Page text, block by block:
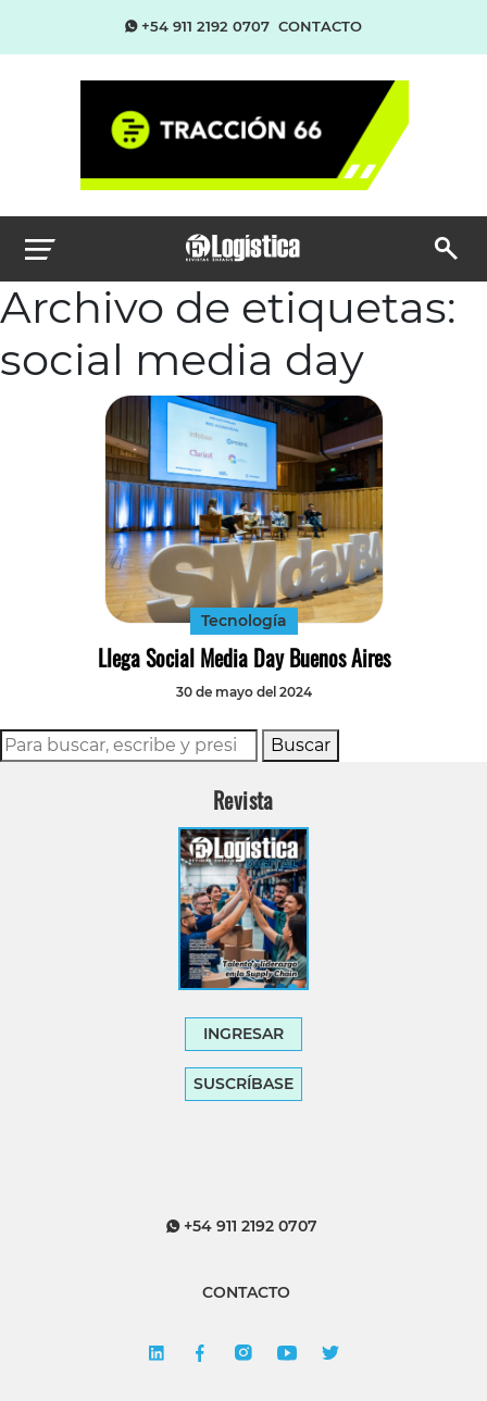
+54 911 2192 0707 CONTACTO
Archivo de etiquetas:
social media day
Tecnología
Llega Social Media Day Buenos Aires
30 de mayo del 2024
Buscar
Revista
INGRESAR
SUSCRÍBASE
+54 911 2192 0707
CONTACTO